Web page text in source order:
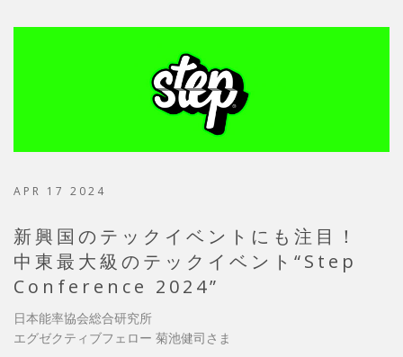
APR 17 2024
新興国のテックイベントにも注目！
中東最大級のテックイベント“Step
Conference 2024”
日本能率協会総合研究所
エグゼクティブフェロー 菊池健司さま